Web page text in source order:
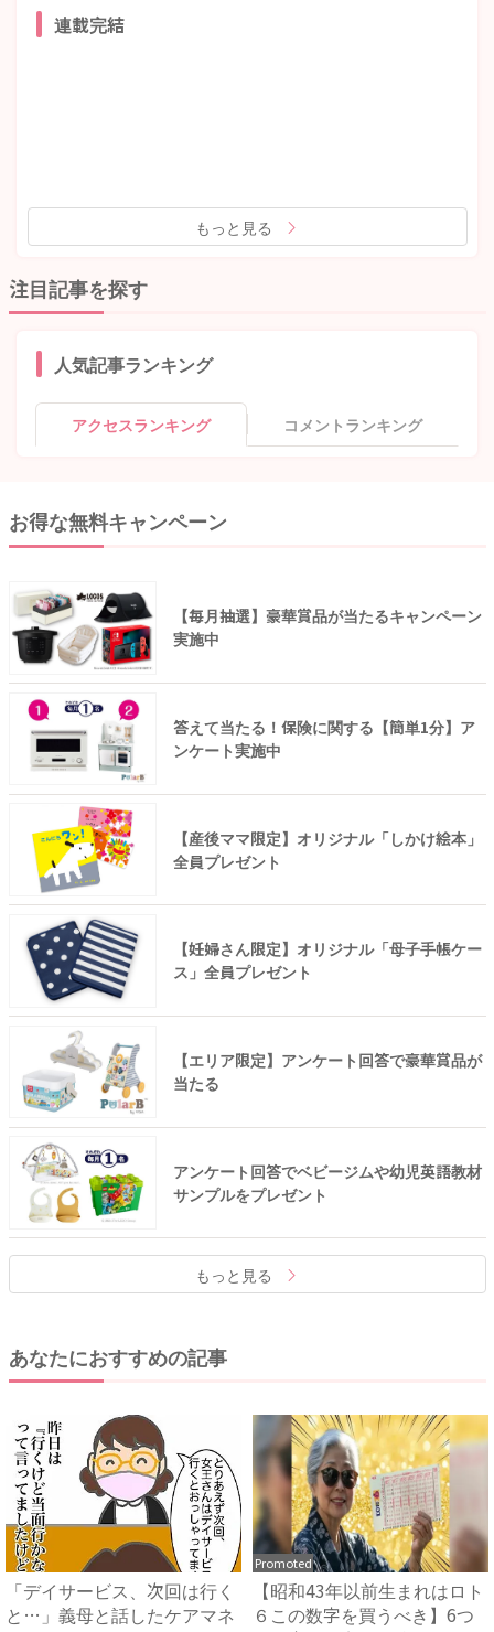
連載完結
もっと見る
注目記事を探す
人気記事ランキング
アクセスランキング コメントランキング
お得な無料キャンペーン
【毎月抽選】豪華賞品が当たるキャンペーン
実施中
答えて当たる！保険に関する【簡単1分】ア
ンケート実施中
【産後ママ限定】オリジナル「しかけ絵本」
全員プレゼント
【妊婦さん限定】オリジナル「母子手帳ケー
ス」全員プレゼント
【エリア限定】アンケート回答で豪華賞品が
当たる
アンケート回答でベビージムや幼児英語教材
サンプルをプレゼント
もっと見る
あなたにおすすめの記事
「デイサービス、次回は行く
と…」義母と話したケアマネ
Promoted
【昭和43年以前生まれはロト
６この数字を買うべき】6つ